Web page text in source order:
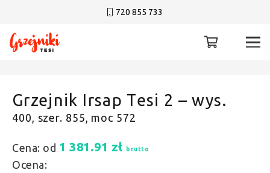
720 855 733
Grzejnik Irsap Tesi 2 – wys.
400, szer. 855, moc 572
Cena: od 1 381.91 zł brutto
Ocena: